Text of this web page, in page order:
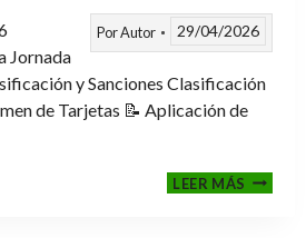
PorAutor 29/04/2026
Jornada
y Sanciones Clasificación
de Tarjetas 📝 Aplicación de
LEER MÁSFASE